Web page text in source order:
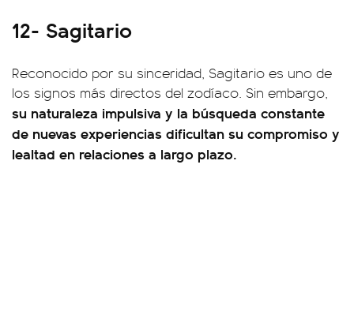
12- Sagitario
Reconocido por su sinceridad, Sagitario es uno de
los signos más directos del zodíaco. Sin embargo,
su naturaleza impulsiva y la búsqueda constante
de nuevas experiencias dificultan su compromiso y
lealtad en relaciones a largo plazo.